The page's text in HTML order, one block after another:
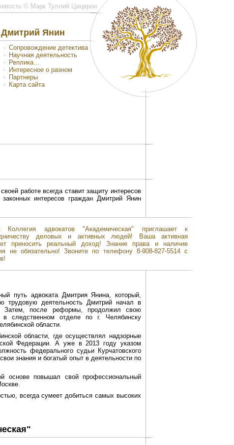
© Марк Туллий Цицерон
Дмитрий Янин
Сопровождение детектива
Научная деятельность
Реплика...
Интересное о разном
Партнеры
Карта сайта
работе всегда ставит защиту интересов
интересов граждан Дмитрий Янин
Коллегия адвокатов "Академическая" приглашает к
деловых и активных людей! Ваша активная
приносить реальный доход! Знание права и наличие
не обязательно! Звоните по телефону 8-908-827-5514 с
путь адвоката Дмитрия Янина, который,
трудовую деятельность Дмитрий начал в
Затем, после реформы, продолжил свою
следственном отделе по г. Челябинску
области.
области, где осуществлял надзорные
Федерации. А уже в 2013 году указом
федерального судьи Курчатовского
знания и богатый опыт в деятельности по
основе повышал свой профессиональный
всегда сумеет добиться самых высоких